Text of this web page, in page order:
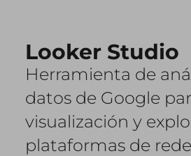
Looker Studio
Herramienta de
datos de Google
visualización y
plataformas de